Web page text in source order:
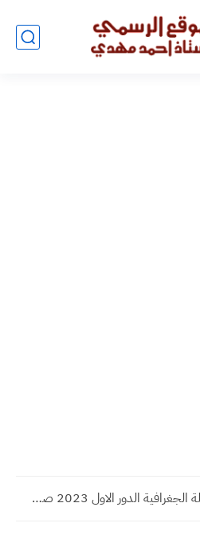
اسئلة الجغرافية الدور الاول 2023 صف السادس الادبي